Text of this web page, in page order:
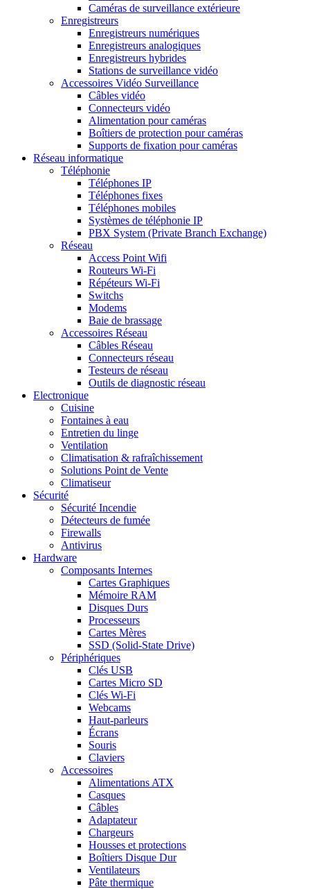
Caméras de surveillance extérieure
Enregistreurs
Enregistreurs numériques
Enregistreurs analogiques
Enregistreurs hybrides
Stations de surveillance vidéo
Accessoires Vidéo Surveillance
Câbles vidéo
Connecteurs vidéo
Alimentation pour caméras
Boîtiers de protection pour caméras
Supports de fixation pour caméras
Réseau informatique
Téléphonie
Téléphones IP
Téléphones fixes
Téléphones mobiles
Systèmes de téléphonie IP
PBX System (Private Branch Exchange)
Réseau
Access Point Wifi
Routeurs Wi-Fi
Répéteurs Wi-Fi
Switchs
Modems
Baie de brassage
Accessoires Réseau
Câbles Réseau
Connecteurs réseau
Testeurs de réseau
Outils de diagnostic réseau
Electronique
Cuisine
Fontaines à eau
Entretien du linge
Ventilation
Climatisation & rafraîchissement
Solutions Point de Vente
Climatiseur
Sécurité
Sécurité Incendie
Détecteurs de fumée
Firewalls
Antivirus
Hardware
Composants Internes
Cartes Graphiques
Mémoire RAM
Disques Durs
Processeurs
Cartes Mères
SSD (Solid-State Drive)
Périphériques
Clés USB
Cartes Micro SD
Clés Wi-Fi
Webcams
Haut-parleurs
Écrans
Souris
Claviers
Accessoires
Alimentations ATX
Casques
Câbles
Adaptateur
Chargeurs
Housses et protections
Boîtiers Disque Dur
Ventilateurs
Pâte thermique